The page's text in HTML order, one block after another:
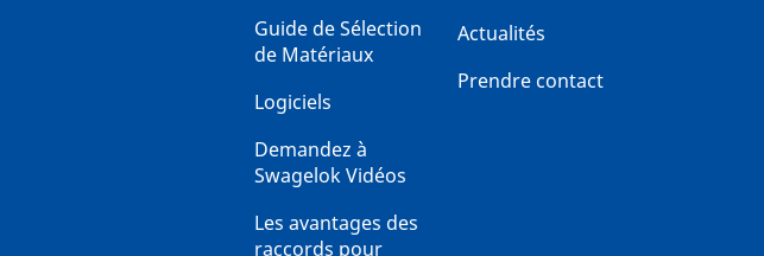
Guide de Sélection
de Matériaux
Logiciels
Demandez à
Swagelok Vidéos
Les avantages des
raccords pour
Actualités
Prendre contact